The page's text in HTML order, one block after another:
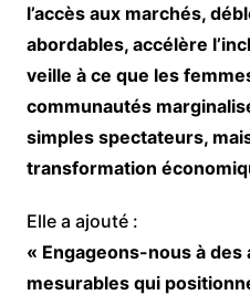
l’accès aux marchés,
abordables, accélère
veille à ce que les
communautés
simples spectateurs,
transformation
Elle a ajouté :
« Engageons-nous à
mesurables qui